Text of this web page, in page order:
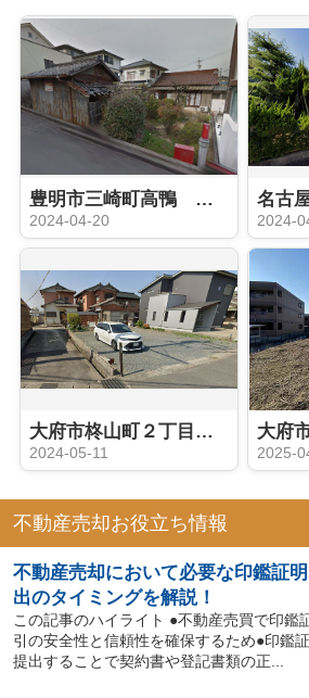
豊明市三崎町高鴨 土地買取実績
2024-04-20 2024-
大府市柊山町２丁目 買取実績
2024-05-11 2025-
不動産売却お役立ち情報
不動産売却において必要な印鑑証
出のタイミングを解説！
この記事のハイライト ●不動産売買で印鑑
引の安全性と信頼性を確保するため●印鑑
提出することで契約書や登記書類の正...